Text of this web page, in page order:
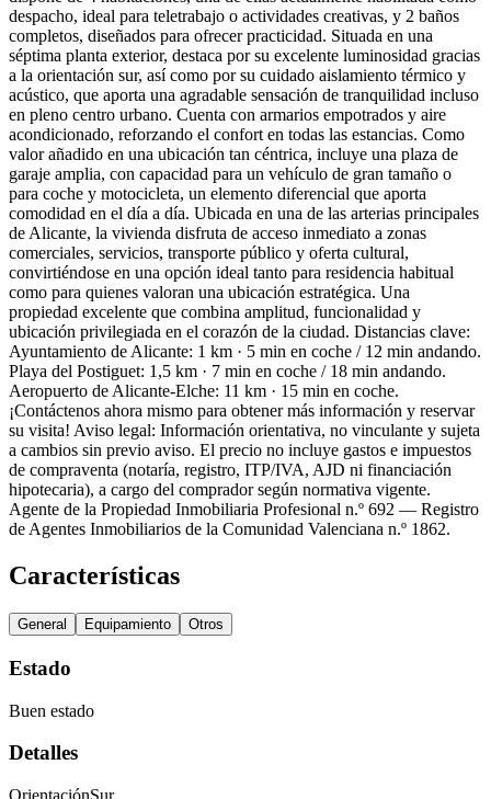
despacho, ideal para teletrabajo o actividades creativas, y 2 baños
completos, diseñados para ofrecer practicidad. Situada en una
séptima planta exterior, destaca por su excelente luminosidad gracias
a la orientación sur, así como por su cuidado aislamiento térmico y
acústico, que aporta una agradable sensación de tranquilidad incluso
en pleno centro urbano. Cuenta con armarios empotrados y aire
acondicionado, reforzando el confort en todas las estancias. Como
valor añadido en una ubicación tan céntrica, incluye una plaza de
garaje amplia, con capacidad para un vehículo de gran tamaño o
para coche y motocicleta, un elemento diferencial que aporta
comodidad en el día a día. Ubicada en una de las arterias principales
de Alicante, la vivienda disfruta de acceso inmediato a zonas
comerciales, servicios, transporte público y oferta cultural,
convirtiéndose en una opción ideal tanto para residencia habitual
como para quienes valoran una ubicación estratégica. Una
propiedad excelente que combina amplitud, funcionalidad y
ubicación privilegiada en el corazón de la ciudad. Distancias clave:
Ayuntamiento de Alicante: 1 km · 5 min en coche / 12 min andando.
Playa del Postiguet: 1,5 km · 7 min en coche / 18 min andando.
Aeropuerto de Alicante-Elche: 11 km · 15 min en coche.
¡Contáctenos ahora mismo para obtener más información y reservar
su visita! Aviso legal: Información orientativa, no vinculante y sujeta
a cambios sin previo aviso. El precio no incluye gastos e impuestos
de compraventa (notaría, registro, ITP/IVA, AJD ni financiación
hipotecaria), a cargo del comprador según normativa vigente.
Agente de la Propiedad Inmobiliaria Profesional n.º 692 — Registro
de Agentes Inmobiliarios de la Comunidad Valenciana n.º 1862.
Características
General Equipamiento Otros
Estado
Buen estado
Detalles
OrientaciónSur